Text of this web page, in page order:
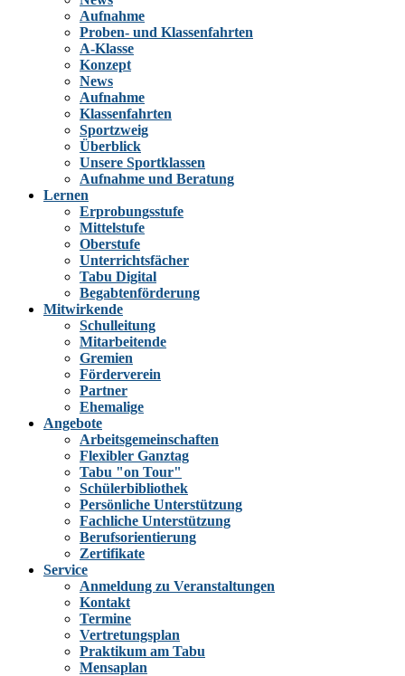
Aufnahme
Proben- und Klassenfahrten
A-Klasse
Konzept
News
Aufnahme
Klassenfahrten
Sportzweig
Überblick
Unsere Sportklassen
Aufnahme und Beratung
Lernen
Erprobungsstufe
Mittelstufe
Oberstufe
Unterrichtsfächer
Tabu Digital
Begabtenförderung
Mitwirkende
Schulleitung
Mitarbeitende
Gremien
Förderverein
Partner
Ehemalige
Angebote
Arbeitsgemeinschaften
Flexibler Ganztag
Tabu "on Tour"
Schülerbibliothek
Persönliche Unterstützung
Fachliche Unterstützung
Berufsorientierung
Zertifikate
Service
Anmeldung zu Veranstaltungen
Kontakt
Termine
Vertretungsplan
Praktikum am Tabu
Mensaplan